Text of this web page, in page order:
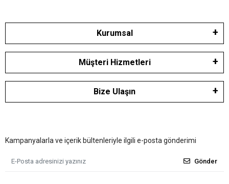
Kurumsal
Müşteri Hizmetleri
Bize Ulaşın
Kampanyalarla ve içerik bültenleriyle ilgili e-posta gönderimi
Gönder